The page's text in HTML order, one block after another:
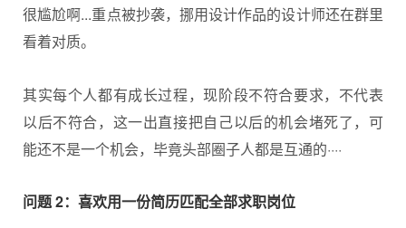
很尴尬啊...重点被抄袭，挪用设计作品的设计师还在群里
看着对质。
其实每个人都有成长过程，现阶段不符合要求，不代表
以后不符合，这一出直接把自己以后的机会堵死了，可
能还不是一个机会，毕竟头部圈子人都是互通的····
问题 2：喜欢用一份简历匹配全部求职岗位